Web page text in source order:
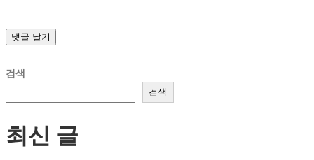
검색
검색
최신 글